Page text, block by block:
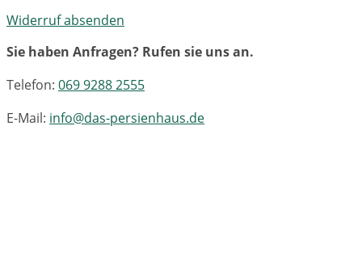
Widerruf absenden
Sie haben Anfragen? Rufen sie uns an.
Telefon: 069 9288 2555
E-Mail: info@das-persienhaus.de